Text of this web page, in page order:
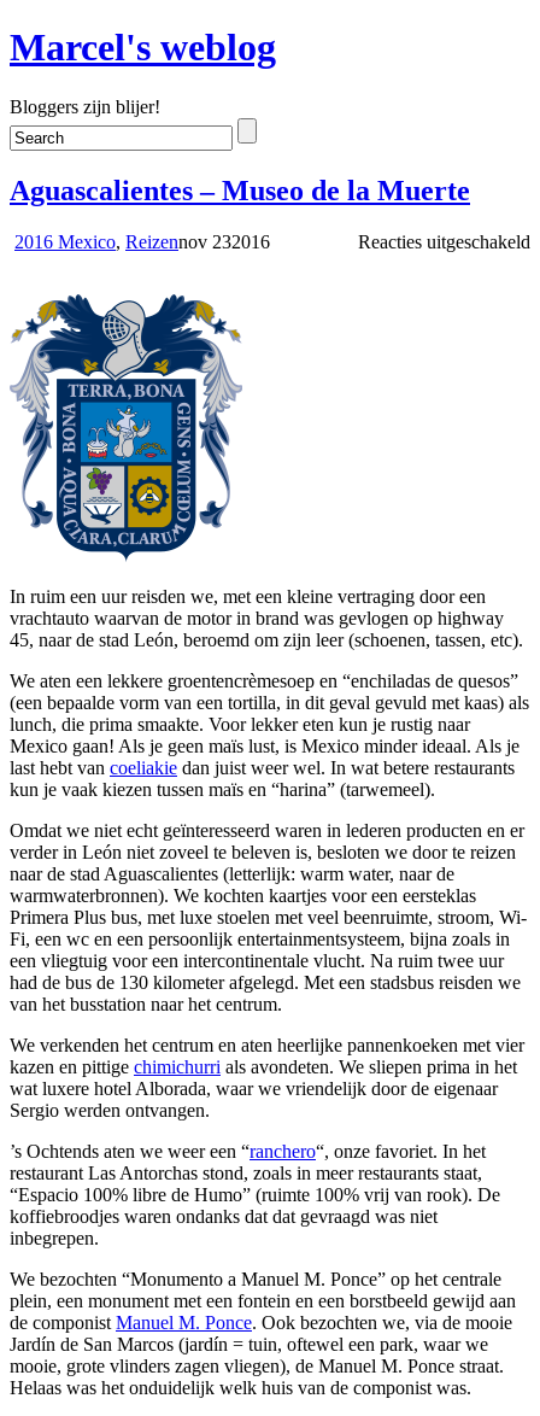
Marcel's weblog
Bloggers zijn blijer!
Aguascalientes – Museo de la Muerte
2016 Mexico, Reizen Reacties uitgeschakeld
nov 232016
In ruim een uur reisden we, met een kleine vertraging door een
vrachtauto waarvan de motor in brand was gevlogen op highway
45, naar de stad León, beroemd om zijn leer (schoenen, tassen, etc).
We aten een lekkere groentencrèmesoep en “enchiladas de quesos”
(een bepaalde vorm van een tortilla, in dit geval gevuld met kaas) als
lunch, die prima smaakte. Voor lekker eten kun je rustig naar
Mexico gaan! Als je geen maïs lust, is Mexico minder ideaal. Als je
last hebt van coeliakie dan juist weer wel. In wat betere restaurants
kun je vaak kiezen tussen maïs en “harina” (tarwemeel).
Omdat we niet echt geïnteresseerd waren in lederen producten en er
verder in León niet zoveel te beleven is, besloten we door te reizen
naar de stad Aguascalientes (letterlijk: warm water, naar de
warmwaterbronnen). We kochten kaartjes voor een eersteklas
Primera Plus bus, met luxe stoelen met veel beenruimte, stroom, Wi-
Fi, een wc en een persoonlijk entertainmentsysteem, bijna zoals in
een vliegtuig voor een intercontinentale vlucht. Na ruim twee uur
had de bus de 130 kilometer afgelegd. Met een stadsbus reisden we
van het busstation naar het centrum.
We verkenden het centrum en aten heerlijke pannenkoeken met vier
kazen en pittige chimichurri als avondeten. We sliepen prima in het
wat luxere hotel Alborada, waar we vriendelijk door de eigenaar
Sergio werden ontvangen.
’s Ochtends aten we weer een “ranchero“, onze favoriet. In het
restaurant Las Antorchas stond, zoals in meer restaurants staat,
“Espacio 100% libre de Humo” (ruimte 100% vrij van rook). De
koffiebroodjes waren ondanks dat dat gevraagd was niet
inbegrepen.
We bezochten “Monumento a Manuel M. Ponce” op het centrale
plein, een monument met een fontein en een borstbeeld gewijd aan
de componist Manuel M. Ponce. Ook bezochten we, via de mooie
Jardín de San Marcos (jardín = tuin, oftewel een park, waar we
mooie, grote vlinders zagen vliegen), de Manuel M. Ponce straat.
Helaas was het onduidelijk welk huis van de componist was.